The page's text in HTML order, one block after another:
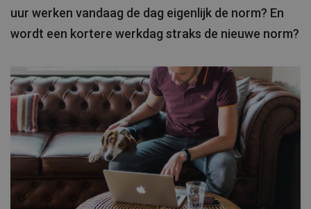
uur werken vandaag de dag eigenlijk de norm? En
wordt een kortere werkdag straks de nieuwe norm?